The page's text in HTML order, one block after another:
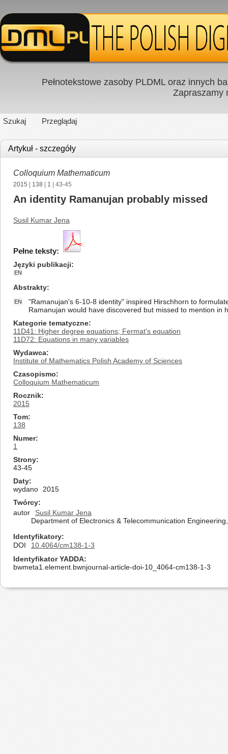
Pełnotekstowe zasoby PLDML oraz innych
Zapraszamy
Szukaj Przeglądaj
Artykuł - szczegóły
Colloquium Mathematicum
2015 138 1 | 43-45
An identity Ramanujan probably missed
Susil Kumar Jena
Pełne teksty:
Języki publikacji
EN
Abstrakty
EN
"Ramanujan's 6-10-8 identity" inspired Hirschhorn to
Ramanujan would have discovered but missed to mention in
Kategorie tematyczne
11D41: Higher degree equations; Fermat's equation
11D72: Equations in many variables
Wydawca
Institute of Mathematics Polish Academy of Sciences
Czasopismo
Colloquium Mathematicum
Rocznik
2015
Tom
138
Numer
1
Strony
43-45
Daty
wydano
2015
Twórcy
autor
Susil Kumar Jena
Department of Electronics & Telecommunication
Identyfikatory
DOI
10.4064/cm138-1-3
Identyfikator YADDA
bwmeta1.element.bwnjournal-article-doi-10_4064-cm138-1-3